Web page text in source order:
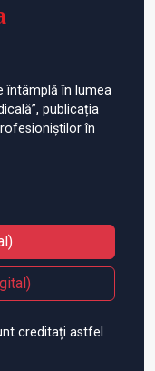
întâmplă în lumea
publicația
în
creditați astfel